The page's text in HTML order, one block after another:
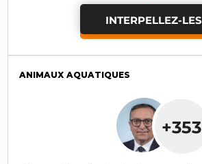
INTERPELLEZ-LES
ANIMAUX AQUATIQUES
+353